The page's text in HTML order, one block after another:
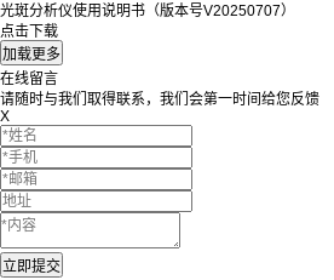
光斑分析仪使用说明书（版本号V20250707）
点击下载
在线留言
请随时与我们取得联系，我们会第一时间给您反馈
X